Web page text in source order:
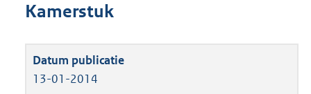
Kamerstuk
13-01-2014